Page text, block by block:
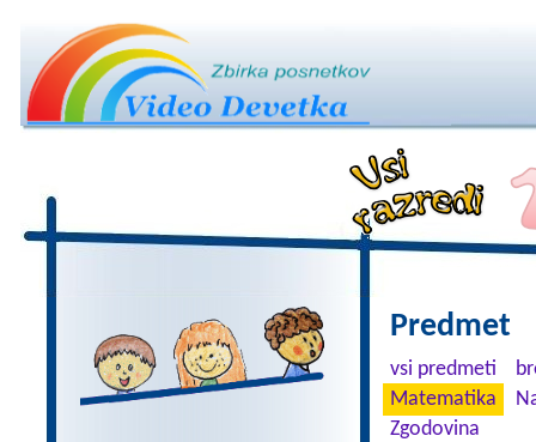
Predmet
vsi predmeti
Matematika
Zgodovina